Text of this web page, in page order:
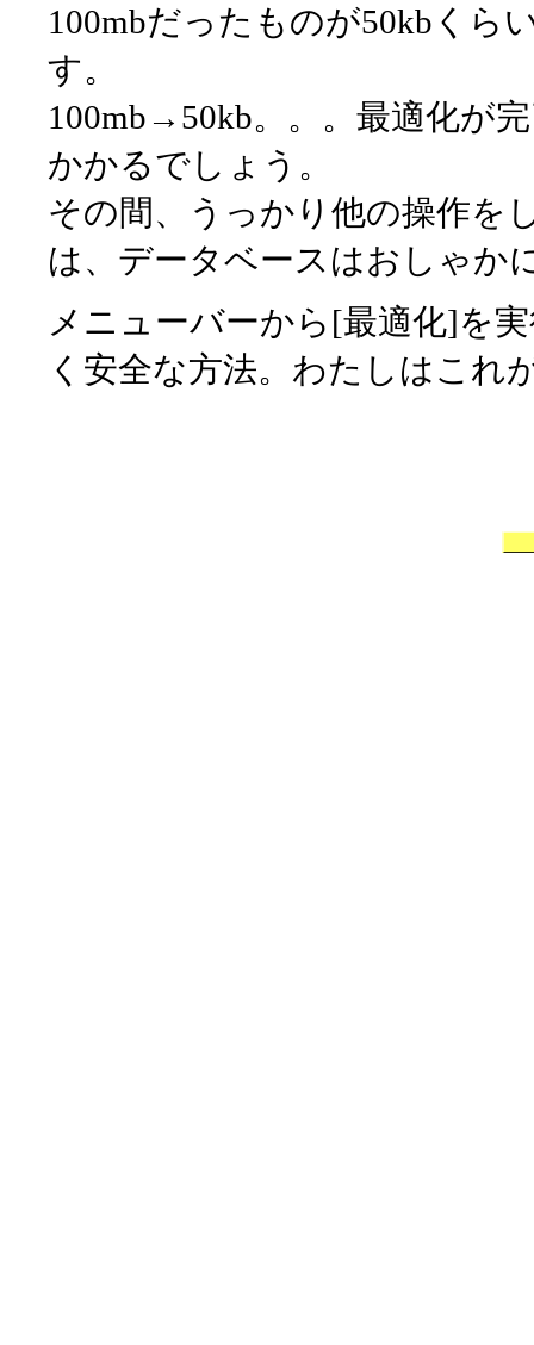
100mbだったものが50kbくら
す。
100mb→50kb。。。最適化が
かかるでしょう。
その間、うっかり他の操作を
は、データベースはおしゃか
メニューバーから[最適化]を
く安全な方法。わたしはこれ